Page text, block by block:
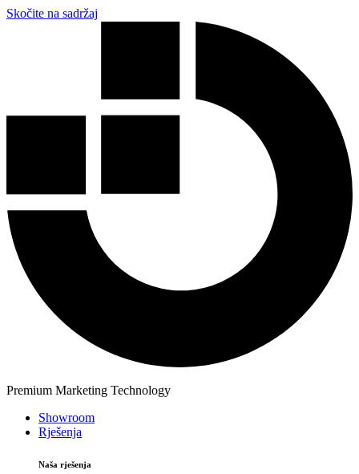
Skočite na sadržaj
Premium Marketing Technology
Showroom
Rješenja
Naša rješenja